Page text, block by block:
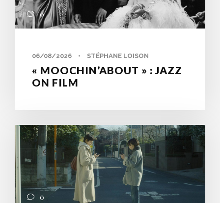
0
06/08/2026 • STÉPHANE LOISON
« MOOCHIN’ABOUT » : JAZZ
ON FILM
0